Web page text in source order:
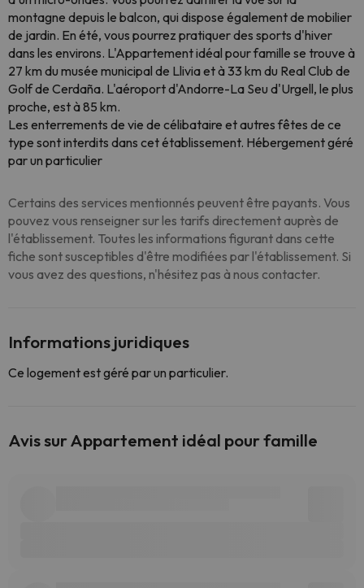
montagne depuis le balcon, qui dispose également de mobilier
de jardin. En été, vous pourrez pratiquer des sports d'hiver
dans les environs. L'Appartement idéal pour famille se trouve à
27 km du musée municipal de Llivia et à 33 km du Real Club de
Golf de Cerdaña. L'aéroport d'Andorre-La Seu d'Urgell, le plus
proche, est à 85 km.
Les enterrements de vie de célibataire et autres fêtes de ce
type sont interdits dans cet établissement. Hébergement géré
par un particulier
Certains des services mentionnés peuvent être payants. Vous
pouvez vous renseigner sur les tarifs directement auprès de
l'établissement. Toutes les informations figurant dans cette
fiche sont susceptibles d'être modifiées par l'établissement. Si
vous avez des questions, n'hésitez pas à nous contacter.
Informations juridiques
Ce logement est géré par un particulier.
Avis sur Appartement idéal pour famille